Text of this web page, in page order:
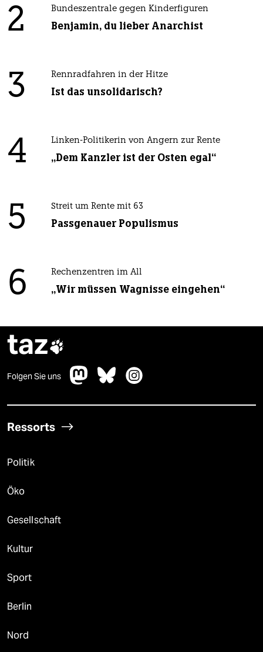
2 Bundeszentrale gegen Kinderfiguren
Benjamin, du lieber Anarchist
3 Rennradfahren in der Hitze
Ist das unsolidarisch?
4 Linken-Politikerin von Angern zur Rente
„Dem Kanzler ist der Osten egal“
5 Streit um Rente mit 63
Passgenauer Populismus
6 Rechenzentren im All
„Wir müssen Wagnisse eingehen“
taz
Folgen Sie uns
Ressorts
Politik
Öko
Gesellschaft
Kultur
Sport
Berlin
Nord